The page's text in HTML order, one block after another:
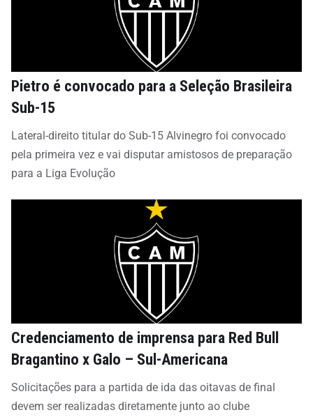
Pietro é convocado para a Seleção Brasileira
Sub-15
Lateral-direito titular do Sub-15 Alvinegro foi convocado
pela primeira vez e vai disputar amistosos de preparação
para a Liga Evolução
Credenciamento de imprensa para Red Bull
Bragantino x Galo – Sul-Americana
Solicitações para a partida de ida das oitavas de final
devem ser realizadas diretamente junto ao clube